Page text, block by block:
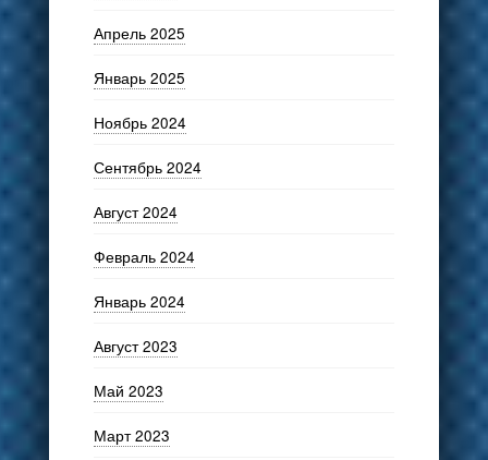
Апрель 2025
Январь 2025
Ноябрь 2024
Сентябрь 2024
Август 2024
Февраль 2024
Январь 2024
Август 2023
Май 2023
Март 2023